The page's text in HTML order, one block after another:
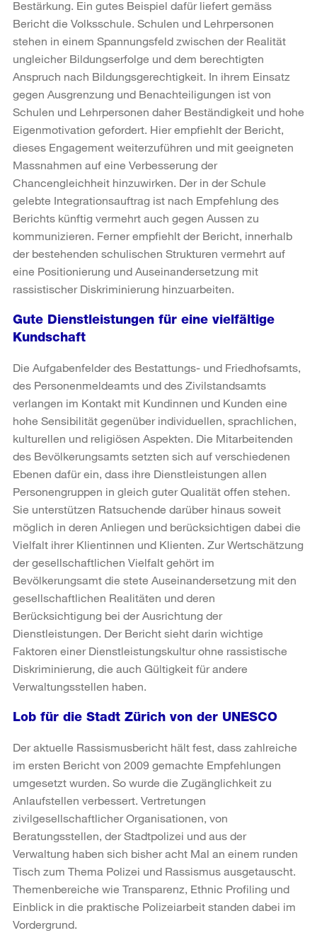
Bestärkung. Ein gutes Beispiel dafür liefert gemäss
Bericht die Volksschule. Schulen und Lehrpersonen
stehen in einem Spannungsfeld zwischen der Realität
ungleicher Bildungserfolge und dem berechtigten
Anspruch nach Bildungsgerechtigkeit. In ihrem Einsatz
gegen Ausgrenzung und Benachteiligungen ist von
Schulen und Lehrpersonen daher Beständigkeit und hohe
Eigenmotivation gefordert. Hier empfiehlt der Bericht,
dieses Engagement weiterzuführen und mit geeigneten
Massnahmen auf eine Verbesserung der
Chancengleichheit hinzuwirken. Der in der Schule
gelebte Integrationsauftrag ist nach Empfehlung des
Berichts künftig vermehrt auch gegen Aussen zu
kommunizieren. Ferner empfiehlt der Bericht, innerhalb
der bestehenden schulischen Strukturen vermehrt auf
eine Positionierung und Auseinandersetzung mit
rassistischer Diskriminierung hinzuarbeiten.
Gute Dienstleistungen für eine vielfältige
Kundschaft
Die Aufgabenfelder des Bestattungs- und Friedhofsamts,
des Personenmeldeamts und des Zivilstandsamts
verlangen im Kontakt mit Kundinnen und Kunden eine
hohe Sensibilität gegenüber individuellen, sprachlichen,
kulturellen und religiösen Aspekten. Die Mitarbeitenden
des Bevölkerungsamts setzten sich auf verschiedenen
Ebenen dafür ein, dass ihre Dienstleistungen allen
Personengruppen in gleich guter Qualität offen stehen.
Sie unterstützen Ratsuchende darüber hinaus soweit
möglich in deren Anliegen und berücksichtigen dabei die
Vielfalt ihrer Klientinnen und Klienten. Zur Wertschätzung
der gesellschaftlichen Vielfalt gehört im
Bevölkerungsamt die stete Auseinandersetzung mit den
gesellschaftlichen Realitäten und deren
Berücksichtigung bei der Ausrichtung der
Dienstleistungen. Der Bericht sieht darin wichtige
Faktoren einer Dienstleistungskultur ohne rassistische
Diskriminierung, die auch Gültigkeit für andere
Verwaltungsstellen haben.
Lob für die Stadt Zürich von der UNESCO
Der aktuelle Rassismusbericht hält fest, dass zahlreiche
im ersten Bericht von 2009 gemachte Empfehlungen
umgesetzt wurden. So wurde die Zugänglichkeit zu
Anlaufstellen verbessert. Vertretungen
zivilgesellschaftlicher Organisationen, von
Beratungsstellen, der Stadtpolizei und aus der
Verwaltung haben sich bisher acht Mal an einem runden
Tisch zum Thema Polizei und Rassismus ausgetauscht.
Themenbereiche wie Transparenz, Ethnic Profiling und
Einblick in die praktische Polizeiarbeit standen dabei im
Vordergrund.